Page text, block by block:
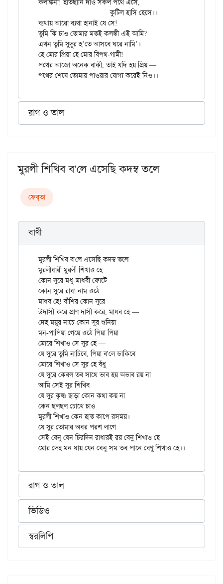
কলঙ্কিনী! হাতছানি দাও সকল পথে এসে,
			কুটিল হাসি হেসে।।
ব্যথায় আরো ব্যথা হানাই যে সে!
তুমি কি চাও তোমার মতই কলঙ্কী এই আমি?
এখন তুমি সুদূর হ’তে আসবে ঘরে নামি’।
হে মোর প্রিয়া হে মোর বিপথ-গামী!
পথের আজো অনেক বাকী, তাই যদি হয় প্রিয় —
রাগ ও তাল
মুরলী শিখিব ব'লে এসেছি কদম্ব তলে
ফের্‌তা
বাণী
মুরলী শিখিব ব'লে এসেছি কদম্ব তলে
মুরলীধারী মুরলী শিখাও হে
কোন সুরে মধু-মাধবী ফোটে
কোন সুরে রাধা নাম ওঠে
মাধব হে! বাঁশির কোন সুরে
উদাসী করে প্রাণ দাসী করে, মাধব হে —
দেহ ময়ুর নাচে কোন সুর শুনিয়া
মন-পাপিয়া গেয়ে ওঠে পিয়া পিয়া
মোরে শিখাও সে সুর হে —
যে সুরে তুমি নাচিবে, পিয়া ব'লে ডাকিবে
মোরে শিখাও সে সুর হে বঁধু
যে সুরে কেবল তব সাথে ভাব হয় অভাব রয় না
আমি সেই সুর শিখিব
যে সুর কৃষ্ণ ছাড়া কোন কথা কয় না
কেন ছলছল চোখে চাও
মুরলী শিখাও কেন হাত কাপে রসময়।
যে সুর তোমার অধর পরশ লাগে
সেই বেনু যেন চিরদিন রাধারই রয় বেনু শিখাও হে
রাগ ও তাল
ভিডিও
স্বরলিপি